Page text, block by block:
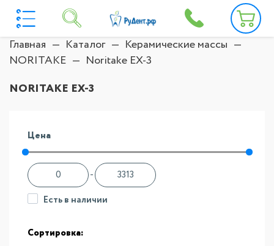
Главная Каталог
Керамические массы
NORITAKE
Noritake EX-3
NORITAKE EX-3
Цена
-
Есть в наличии
Сортировка: